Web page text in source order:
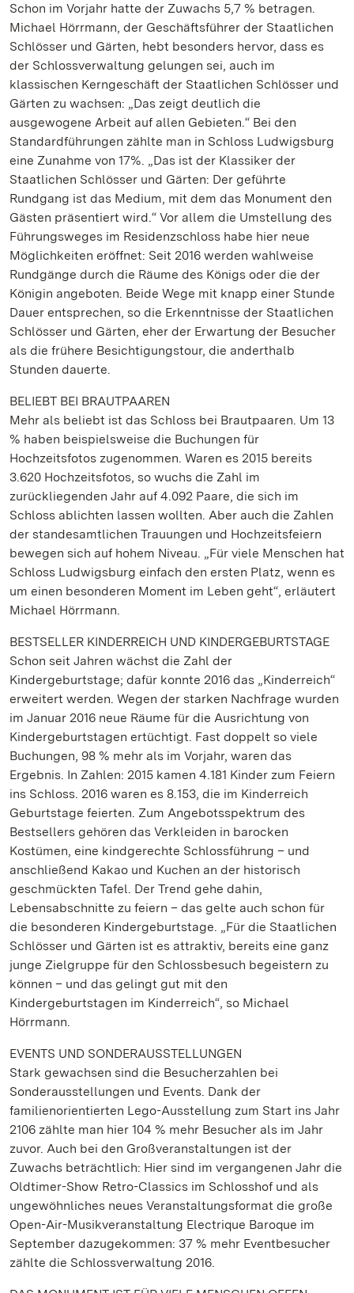
Schon im Vorjahr hatte der Zuwachs 5,7 % betragen.
Michael Hörrmann, der Geschäftsführer der Staatlichen
Schlösser und Gärten, hebt besonders hervor, dass es
der Schlossverwaltung gelungen sei, auch im
klassischen Kerngeschäft der Staatlichen Schlösser und
Gärten zu wachsen: „Das zeigt deutlich die
ausgewogene Arbeit auf allen Gebieten.“ Bei den
Standardführungen zählte man in Schloss Ludwigsburg
eine Zunahme von 17%. „Das ist der Klassiker der
Staatlichen Schlösser und Gärten: Der geführte
Rundgang ist das Medium, mit dem das Monument den
Gästen präsentiert wird.“ Vor allem die Umstellung des
Führungsweges im Residenzschloss habe hier neue
Möglichkeiten eröffnet: Seit 2016 werden wahlweise
Rundgänge durch die Räume des Königs oder die der
Königin angeboten. Beide Wege mit knapp einer Stunde
Dauer entsprechen, so die Erkenntnisse der Staatlichen
Schlösser und Gärten, eher der Erwartung der Besucher
als die frühere Besichtigungstour, die anderthalb
Stunden dauerte.
BELIEBT BEI BRAUTPAAREN
Mehr als beliebt ist das Schloss bei Brautpaaren. Um 13
% haben beispielsweise die Buchungen für
Hochzeitsfotos zugenommen. Waren es 2015 bereits
3.620 Hochzeitsfotos, so wuchs die Zahl im
zurückliegenden Jahr auf 4.092 Paare, die sich im
Schloss ablichten lassen wollten. Aber auch die Zahlen
der standesamtlichen Trauungen und Hochzeitsfeiern
bewegen sich auf hohem Niveau. „Für viele Menschen hat
Schloss Ludwigsburg einfach den ersten Platz, wenn es
um einen besonderen Moment im Leben geht“, erläutert
Michael Hörrmann.
BESTSELLER KINDERREICH UND KINDERGEBURTSTAGE
Schon seit Jahren wächst die Zahl der
Kindergeburtstage; dafür konnte 2016 das „Kinderreich“
erweitert werden. Wegen der starken Nachfrage wurden
im Januar 2016 neue Räume für die Ausrichtung von
Kindergeburtstagen ertüchtigt. Fast doppelt so viele
Buchungen, 98 % mehr als im Vorjahr, waren das
Ergebnis. In Zahlen: 2015 kamen 4.181 Kinder zum Feiern
ins Schloss. 2016 waren es 8.153, die im Kinderreich
Geburtstage feierten. Zum Angebotsspektrum des
Bestsellers gehören das Verkleiden in barocken
Kostümen, eine kindgerechte Schlossführung – und
anschließend Kakao und Kuchen an der historisch
geschmückten Tafel. Der Trend gehe dahin,
Lebensabschnitte zu feiern – das gelte auch schon für
die besonderen Kindergeburtstage. „Für die Staatlichen
Schlösser und Gärten ist es attraktiv, bereits eine ganz
junge Zielgruppe für den Schlossbesuch begeistern zu
können – und das gelingt gut mit den
Kindergeburtstagen im Kinderreich“, so Michael
Hörrmann.
EVENTS UND SONDERAUSSTELLUNGEN
Stark gewachsen sind die Besucherzahlen bei
Sonderausstellungen und Events. Dank der
familienorientierten Lego-Ausstellung zum Start ins Jahr
2106 zählte man hier 104 % mehr Besucher als im Jahr
zuvor. Auch bei den Großveranstaltungen ist der
Zuwachs beträchtlich: Hier sind im vergangenen Jahr die
Oldtimer-Show Retro-Classics im Schlosshof und als
ungewöhnliches neues Veranstaltungsformat die große
Open-Air-Musikveranstaltung Electrique Baroque im
September dazugekommen: 37 % mehr Eventbesucher
zählte die Schlossverwaltung 2016.